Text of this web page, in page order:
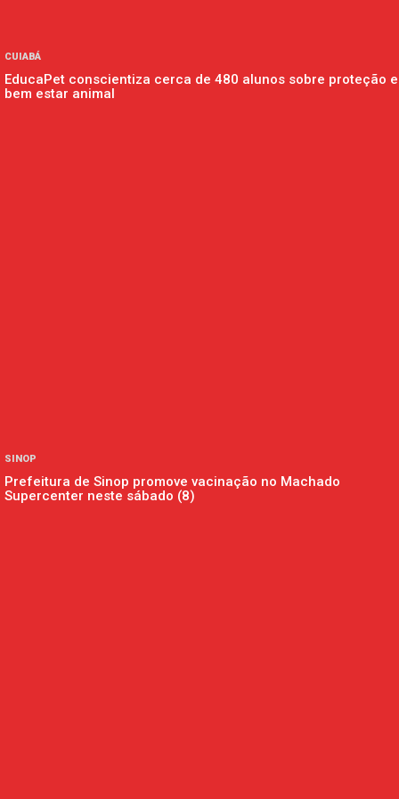
CUIABÁ
EducaPet conscientiza cerca de 480 alunos sobre proteção e
bem estar animal
SINOP
Prefeitura de Sinop promove vacinação no Machado
Supercenter neste sábado (8)